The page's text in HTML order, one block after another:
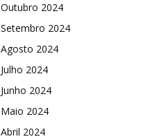
Outubro 2024
Setembro 2024
Agosto 2024
Julho 2024
Junho 2024
Maio 2024
Abril 2024